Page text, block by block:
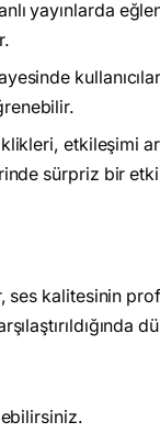
yayınlarda
kullanıcılar,
etkileşimi
sürpriz bir etki
ses kalitesinin